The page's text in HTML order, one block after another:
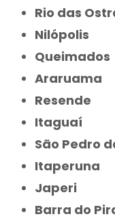
Rio das
Nilópolis
Queimados
Araruama
Resende
Itaguaí
São Pedro
Itaperuna
Japeri
Barra do